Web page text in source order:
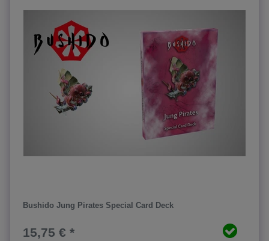
Bushido Jung Pirates Special Card Deck
15,75 € *